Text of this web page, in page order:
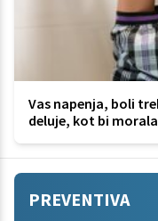
Vas napenja, boli
deluje, kot bi
PREVENTIVA